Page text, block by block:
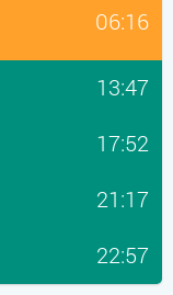
06:16
13:47
17:52
21:17
22:57